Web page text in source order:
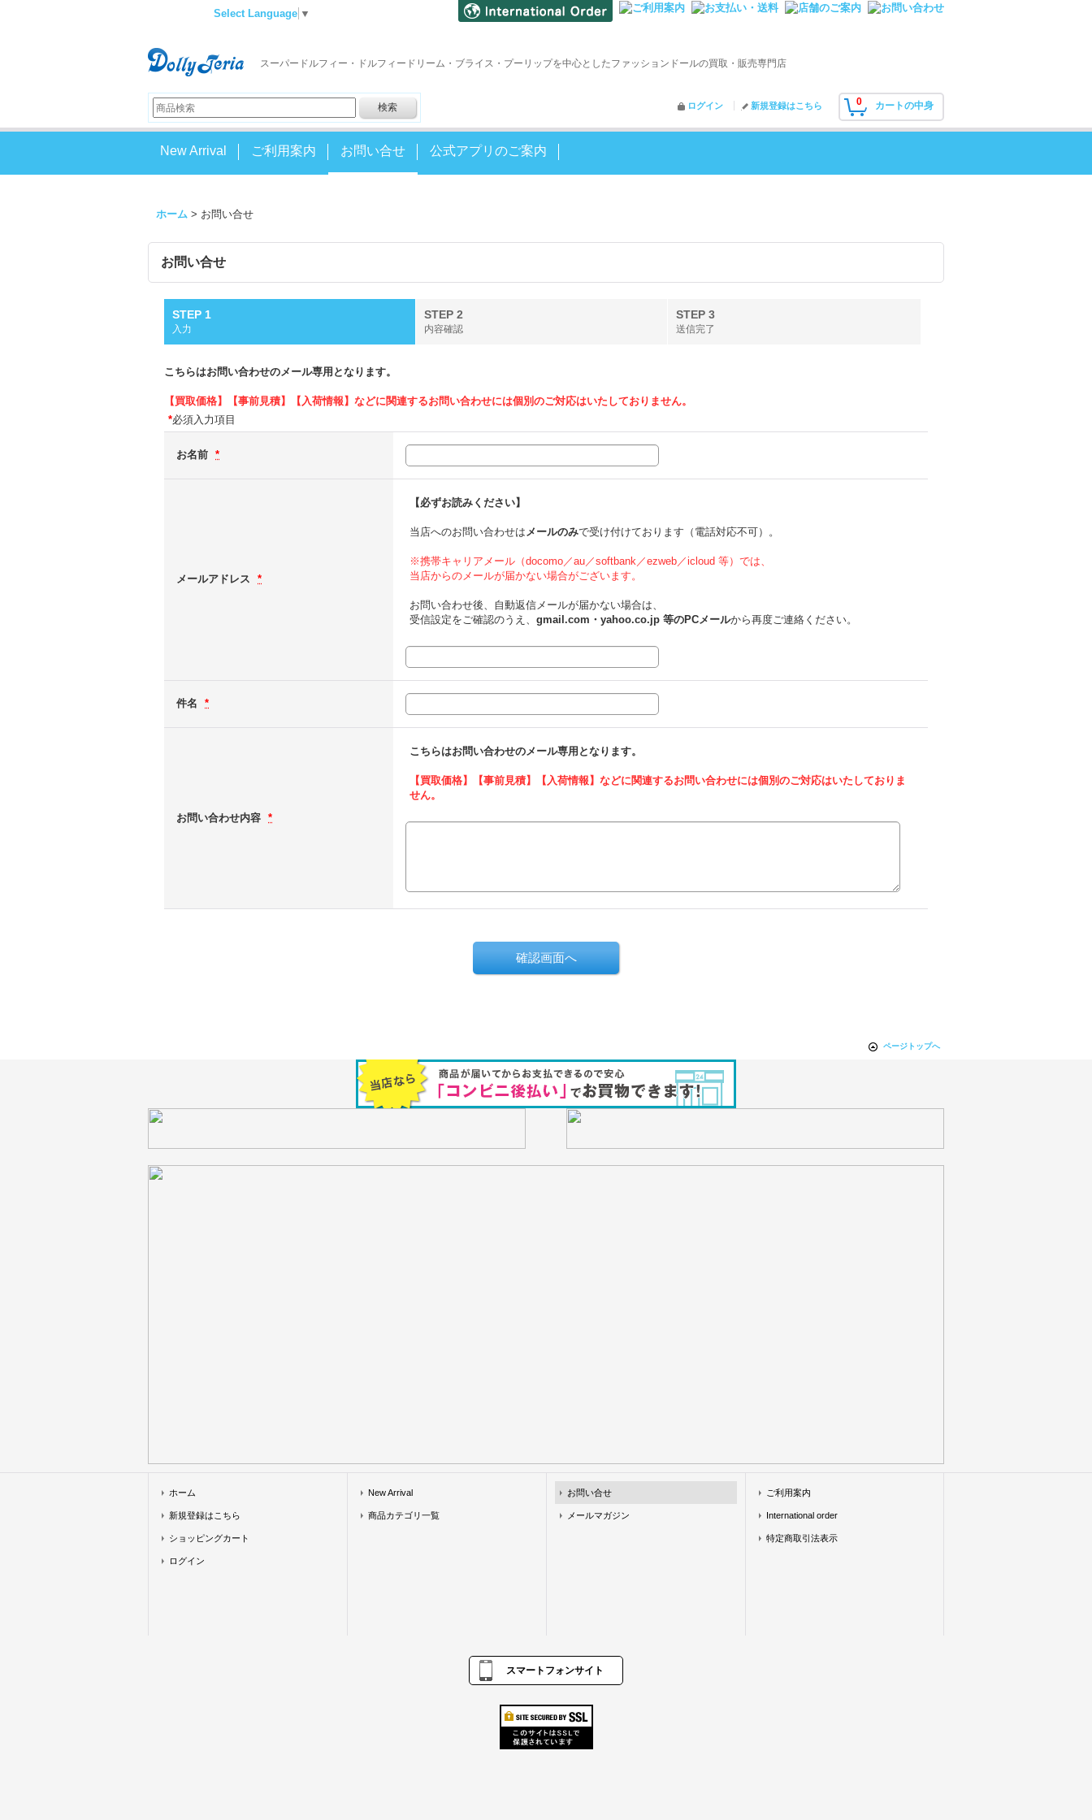
Select Language ▼
スーパードルフィー・ドルフィードリーム・ブライス・プーリップを中心としたファッションドールの買取・販売専門店
0 カートの中身
ログイン 新規登録はこちら
New Arrival ご利用案内 お問い合せ 公式アプリのご案内
ホーム > お問い合せ
お問い合せ
STEP 1
入力
STEP 2
内容確認
STEP 3
送信完了
こちらはお問い合わせのメール専用となります。
【買取価格】【事前見積】【入荷情報】などに関連するお問い合わせには個別のご対応はいたしておりません。
*必須入力項目
お名前 *
メールアドレス *
【必ずお読みください】
当店へのお問い合わせはメールのみで受け付けております（電話対応不可）。
※携帯キャリアメール（docomo／au／softbank／ezweb／icloud 等）では、
当店からのメールが届かない場合がございます。
お問い合わせ後、自動返信メールが届かない場合は、
受信設定をご確認のうえ、 gmail.com・yahoo.co.jp 等のPCメールから再度ご連絡ください。
件名 *
お問い合わせ内容 *
こちらはお問い合わせのメール専用となります。
【買取価格】【事前見積】【入荷情報】などに関連するお問い合わせには個別のご対応はいたしておりま
せん。
ページトップへ
ホーム
新規登録はこちら
ショッピングカート
ログイン
New Arrival
商品カテゴリ一覧
お問い合せ
メールマガジン
ご利用案内
International order
特定商取引法表示
スマートフォンサイト